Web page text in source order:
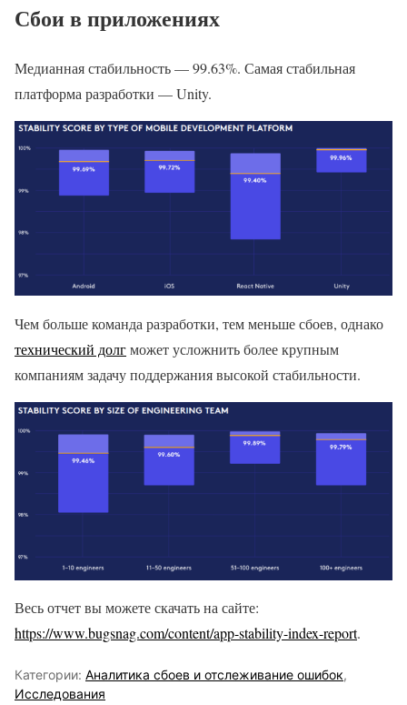
Сбои в приложениях
Медианная стабильность — 99.63%. Самая стабильная
платформа разработки — Unity.
Чем больше команда разработки, тем меньше сбоев, однако
технический долгможет усложнить более крупным
компаниям задачу поддержания высокой стабильности.
Весь отчет вы можете скачать на сайте:
https://www.bugsnag.com/content/app-stability-index-report.
Категории: Аналитика сбоев и отслеживание ошибок,
Исследования